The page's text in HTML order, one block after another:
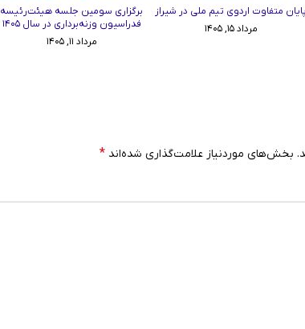
پایان متفاوت اردوی تیم ملی در شیراز
مرداد ۱۵, ۱۴۰۵
برگزاری سومین جلسه هیئت‌رئیسه
فدراسیون وزنه‌برداری در سال ۱۴۰۵
مرداد ۱۱, ۱۴۰۵
بخش‌های موردنیاز علامت‌گذاری شده‌اند *